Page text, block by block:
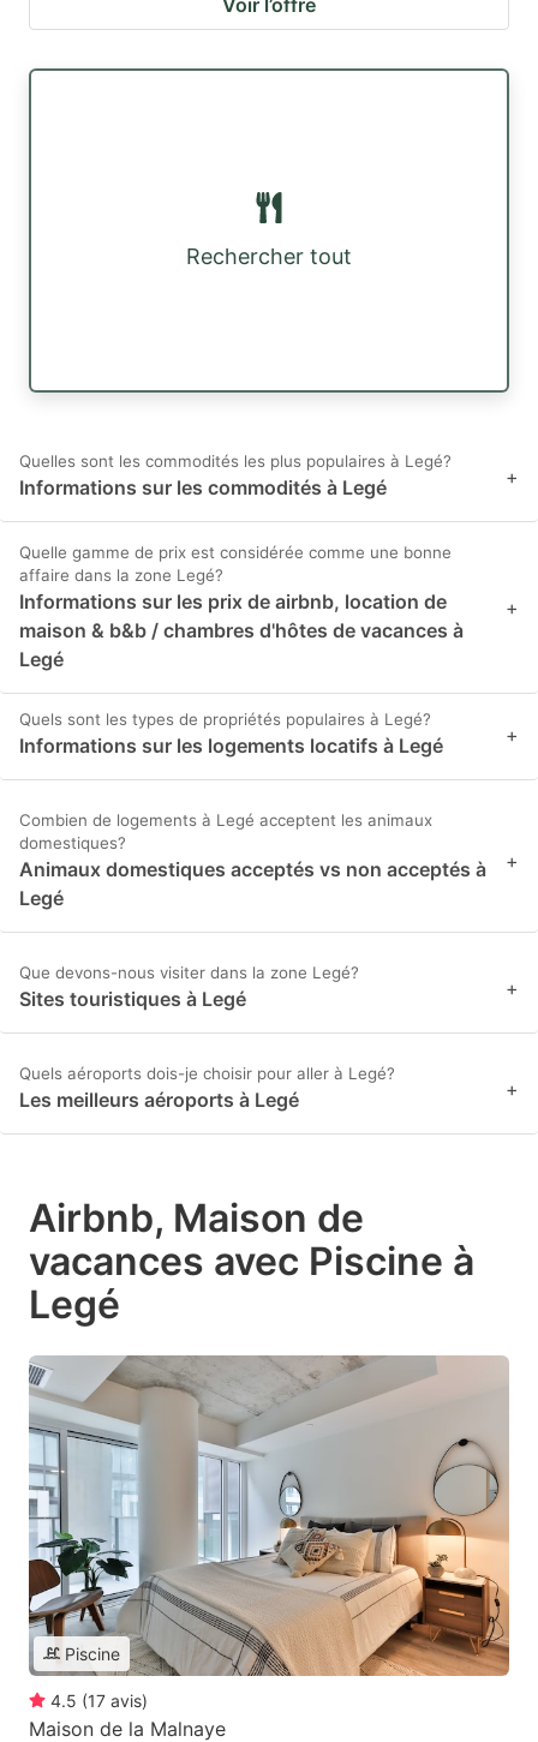
Rechercher tout
Quelles sont les commodités les plus populaires à Legé?
Informations sur les commodités à Legé +
Quelle gamme de prix est considérée comme une bonne
affaire dans la zone Legé?
Informations sur les prix de airbnb, location de
maison & b&b / chambres d'hôtes de vacances à
Legé
+
Quels sont les types de propriétés populaires à Legé?
Informations sur les logements locatifs à Legé +
Combien de logements à Legé acceptent les animaux
domestiques?
Animaux domestiques acceptés vs non acceptés à
Legé
+
Que devons-nous visiter dans la zone Legé?
Sites touristiques à Legé +
Quels aéroports dois-je choisir pour aller à Legé?
Les meilleurs aéroports à Legé +
Airbnb, Maison de
vacances avec Piscine à
Legé
Piscine
4.5 (17 avis)
Maison de la Malnaye